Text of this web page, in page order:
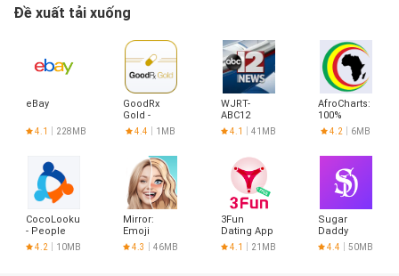
Đề xuất tải xuống
eBay
4.1 228MB
GoodRx
Gold -
Pharmacy
Discount
4.4 1MB
WJRT-
ABC12
4.1 41MB
AfroCharts:
100%
African
Music
4.2 6MB
CocoLookup
- People
Finder
4.2 10MB
Mirror:
Emoji
meme
maker
4.3 46MB
3Fun
Dating App
- Meet
Curious
4.1 21MB
Sugar
Daddy
Dating App
- Sudy
4.4 50MB